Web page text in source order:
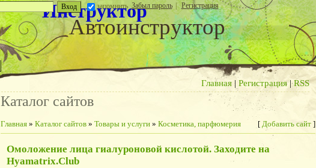
запомнить Забыл пароль | Регистрация
Автоинструктор
Инструктор
Главная| Регистрация|RSS
Каталог сайтов
Главная» Каталог сайтов» Товары и услуги» Косметика, парфюмерия [ Добавить сайт]
Омоложение лица гиалуроновой кислотой. Заходите на
Hyamatrix.Club